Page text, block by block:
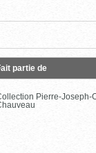
partie de
Pierre-Joseph-